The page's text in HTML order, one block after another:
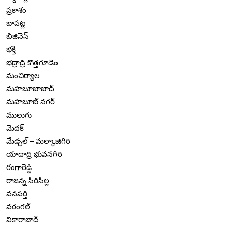
ప్రకాశం
బాపట్ల
బిజినెస్
భక్తి
భద్రాద్రి కొత్తగూడెం
మంచిర్యాల
మహబూబాబాద్
మహబూబ్ నగర్
ములుగు
మెదక్
మేడ్చల్ – మల్కాజిగిరి
యాదాద్రి భువనగిరి
రంగారెడ్డి
రాజన్న సిరిసిల్ల
వనపర్తి
వరంగల్
వికారాబాద్